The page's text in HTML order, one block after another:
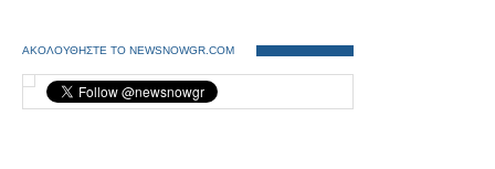
ΑΚΟΛΟΥΘΗΣΤΕ ΤΟ NEWSNOWGR.COM